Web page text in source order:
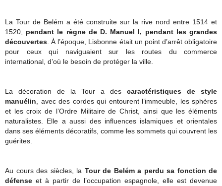
La Tour de Belém a été construite sur la rive nord entre 1514 et
1520, pendant le règne de D. Manuel I, pendant les grandes
découvertes. À l’époque, Lisbonne était un point d’arrêt obligatoire
pour ceux qui naviguaient sur les routes du commerce
international, d’où le besoin de protéger la ville.
La décoration de la Tour a des caractéristiques de style
manuélin, avec des cordes qui entourent l’immeuble, les sphères
et les croix de l’Ordre Militaire de Christ, ainsi que les éléments
naturalistes. Elle a aussi des influences islamiques et orientales
dans ses éléments décoratifs, comme les sommets qui couvrent les
guérites.
Au cours des siècles, la Tour de Belém a perdu sa fonction de
défense et à partir de l’occupation espagnole, elle est devenue